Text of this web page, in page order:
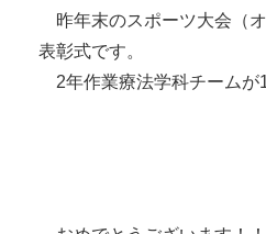
昨年末のスポーツ大会（
表彰式です。
2年作業療法学科チームが1